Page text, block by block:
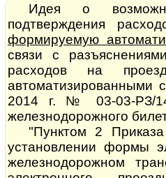
Идея о
подтверждения
формируемую
связи с
расходов на
автоматизированными
2014 г. № 03-03-РЗ/
железнодорожного
"Пунктом 2
установлении формы
железнодорожном